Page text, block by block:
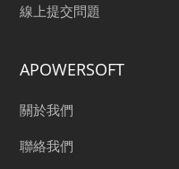
線上提交問題
APOWERSOFT
關於我們
聯絡我們